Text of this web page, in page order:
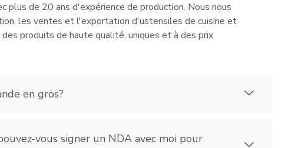
plus de 20 ans d'expérience de production. Nous nous
les ventes et l'exportation d'ustensiles de cuisine et
produits de haute qualité, uniques et à des prix
en gros?
vous signer un NDA avec moi pour